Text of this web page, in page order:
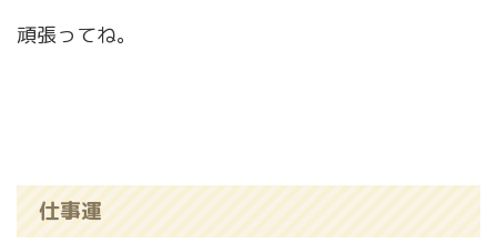
頑張ってね。
仕事運